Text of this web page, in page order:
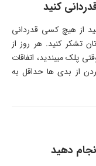
از هیچ کسی قدردانی
تشکر کنید. هر روز از
پلک میبندید، اتفاقات
از بدی ها حداقل به